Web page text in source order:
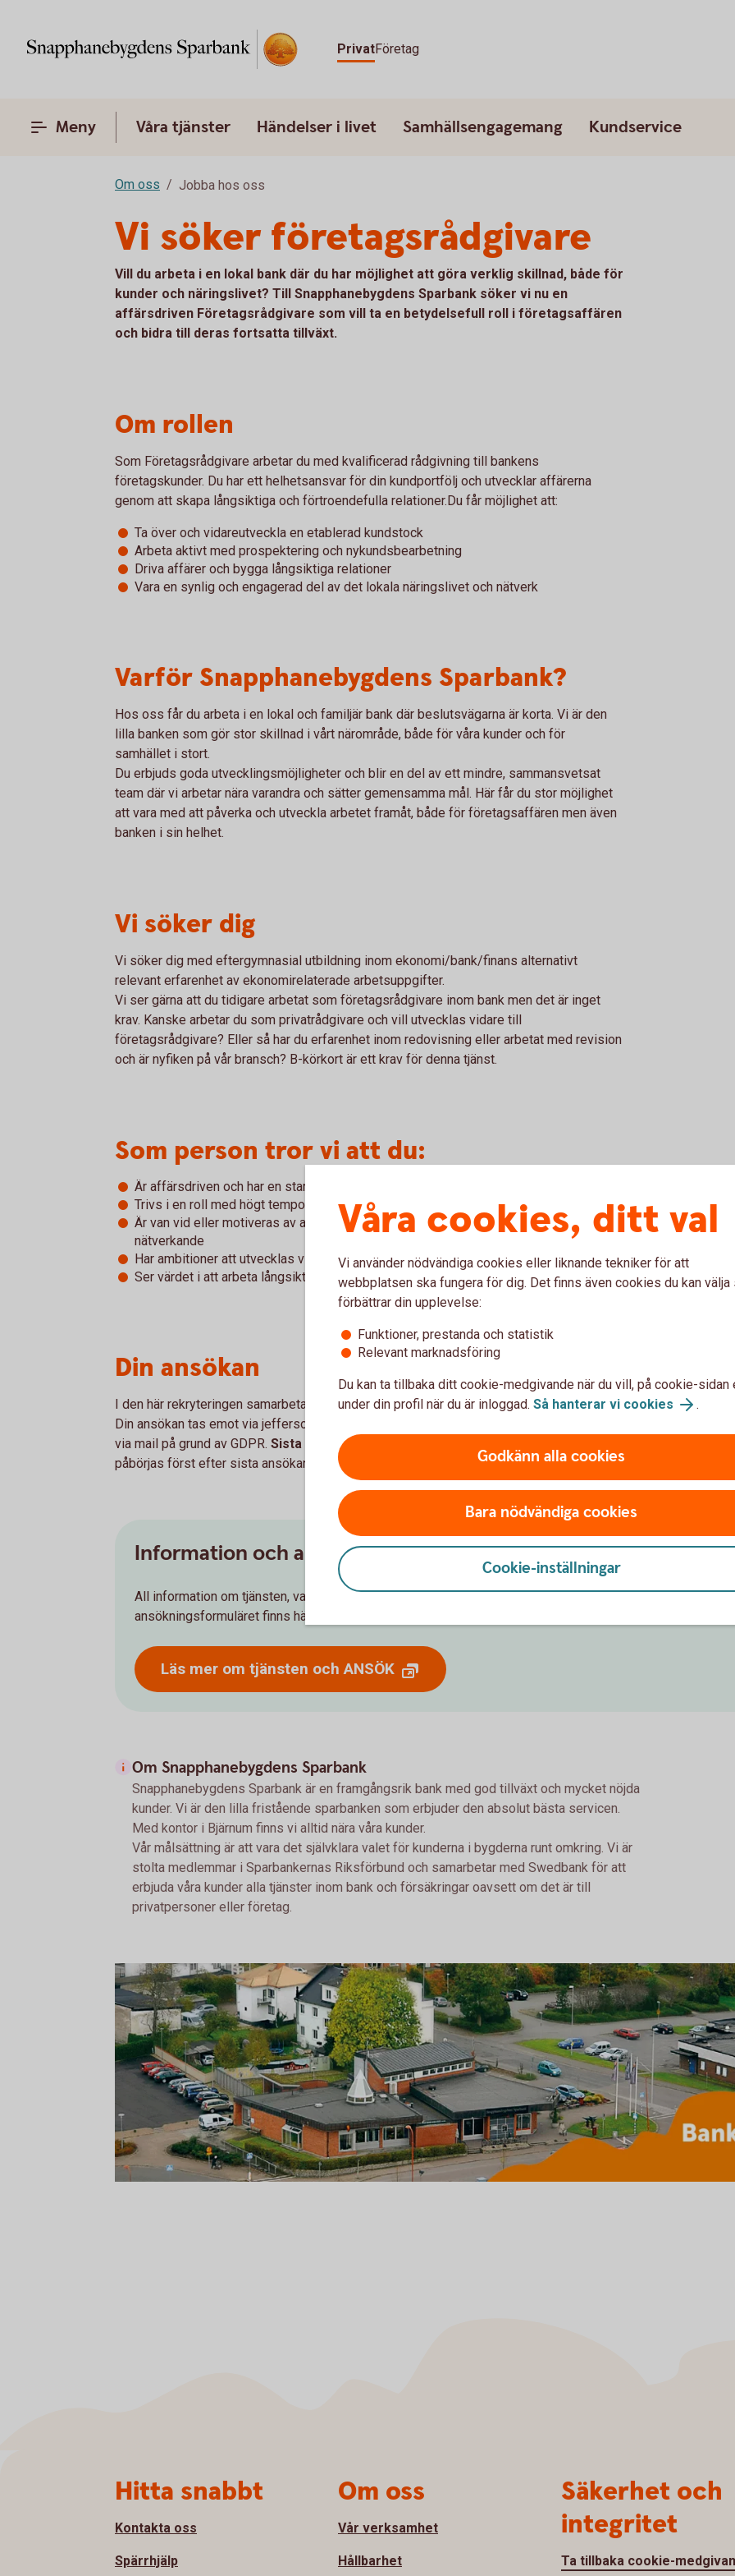
PrivatFöretag
Meny Våra tjänster Händelser i livet Samhällsengagemang Kundservice
Om oss Jobba hos oss
Vi söker företagsrådgivare
Vill du arbeta i en lokal bank där du har möjlighet att göra verklig skillnad, både för
kunder och näringslivet? Till Snapphanebygdens Sparbank söker vi nu en
affärsdriven Företagsrådgivare som vill ta en betydelsefull roll i företagsaffären
och bidra till deras fortsatta tillväxt.
Om rollen
Som Företagsrådgivare arbetar du med kvalificerad rådgivning till bankens
företagskunder. Du har ett helhetsansvar för din kundportfölj och utvecklar affärerna
genom att skapa långsiktiga och förtroendefulla relationer.Du får möjlighet att:
Ta över och vidareutveckla en etablerad kundstock
Arbeta aktivt med prospektering och nykundsbearbetning
Driva affärer och bygga långsiktiga relationer
Vara en synlig och engagerad del av det lokala näringslivet och nätverk
Varför Snapphanebygdens Sparbank?
Hos oss får du arbeta i en lokal och familjär bank där beslutsvägarna är korta. Vi är den
lilla banken som gör stor skillnad i vårt närområde, både för våra kunder och för
samhället i stort.
Du erbjuds goda utvecklingsmöjligheter och blir en del av ett mindre, sammansvetsat
team där vi arbetar nära varandra och sätter gemensamma mål. Här får du stor möjlighet
att vara med att påverka och utveckla arbetet framåt, både för företagsaffären men även
banken i sin helhet.
Vi söker dig
Vi söker dig med eftergymnasial utbildning inom ekonomi/bank/finans alternativt
relevant erfarenhet av ekonomirelaterade arbetsuppgifter.
Vi ser gärna att du tidigare arbetat som företagsrådgivare inom bank men det är inget
krav. Kanske arbetar du som privatrådgivare och vill utvecklas vidare till
företagsrådgivare? Eller så har du erfarenhet inom redovisning eller arbetat med revision
och är nyfiken på vår bransch? B-körkort är ett krav för denna tjänst.
Som person tror vi att du:
Är affärsdriven och har en stark vilja att skapa och utveckla kundrelationer
Trivs i en roll med högt tempo och många kundkontakter
Är van vid eller motiveras av att arbeta med uppsökande affärsarbete och
nätverkande
Har ambitioner att utvecklas vidare, exempelvis mot en ledarroll inom något år
Ser värdet i att arbeta långsiktigt med hela affären
Din ansökan
I den här rekryteringen samarbetar Snapphanebygdens Sparbank med Jefferson Wells.
Din ansökan tas emot via jeffersonwells.se. Notera att vi inte kan ta emot ansökningar
via mail på grund av GDPR. Sista ansökan är den 9 augusti 2026
påbörjas först efter sista ansökan.
Information och ansökan
All information om tjänsten, vart du kan vända dig med frågor och länk till
ansökningsformuläret finns här:
Läs mer om tjänsten och ANSÖK
Om Snapphanebygdens Sparbank
Snapphanebygdens Sparbank är en framgångsrik bank med god tillväxt och mycket nöjda
kunder. Vi är den lilla fristående sparbanken som erbjuder den absolut bästa servicen.
Med kontor i Bjärnum finns vi alltid nära våra kunder.
Vår målsättning är att vara det självklara valet för kunderna i bygderna runt omkring. Vi är
stolta medlemmar i Sparbankernas Riksförbund och samarbetar med Swedbank för att
erbjuda våra kunder alla tjänster inom bank och försäkringar oavsett om det är till
privatpersoner eller företag.
Våra cookies, ditt val
Vi använder nödvändiga cookies eller liknande tekniker för att
webbplatsen ska fungera för dig. Det finns även cookies du kan välja
förbättrar din upplevelse:
Funktioner, prestanda och statistik
Relevant marknadsföring
Du kan ta tillbaka ditt cookie-medgivande när du vill, på cookie-sidan
under din profil när du är inloggad. Så hanterar vi cookies .
Godkänn alla cookies
Bara nödvändiga cookies
Cookie-inställningar
Hitta snabbt
Kontakta oss
Spärrhjälp
Om oss
Vår verksamhet
Hållbarhet
Säkerhet och
integritet
Ta tillbaka cookie-